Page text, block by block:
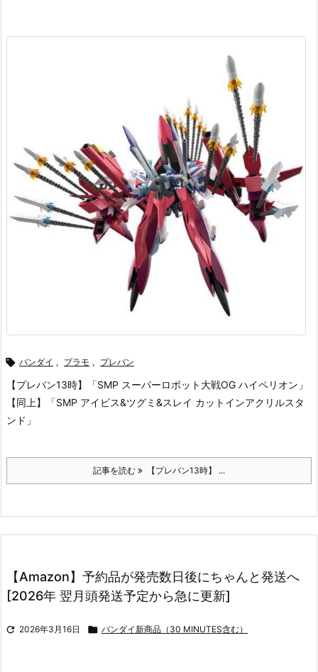
 バンダイ , プラモ , プレバン
【プレバン13時】「SMP スーパーロボット大戦OG ハイペリオン」
【同上】「SMP アイビス&ツグミ&スレイ カットインアクリルスタ
ンド」
記事を読む 【プレバン13時】 ...
【Amazon】予約品が発売数日後にちゃんと発送へ
[2026年 翌月頭発送予定から急に更新]
 2026年3月16日  バンダイ新商品（30 MINUTES含む）